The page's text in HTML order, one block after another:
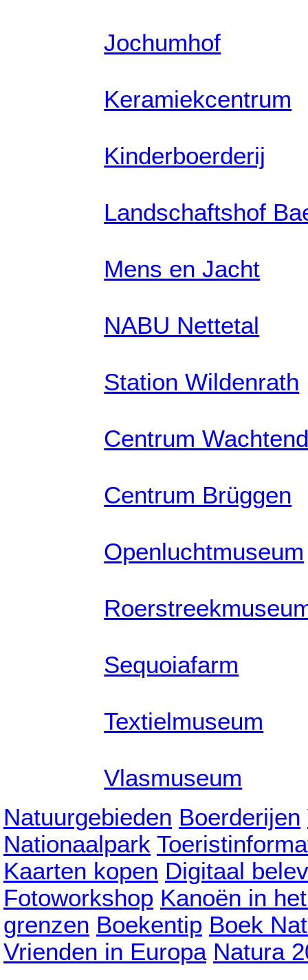
Jochumhof
Keramiekcentrum
Kinderboerderij
Landschaftshof
Mens en Jacht
NABU Nettetal
Station Wildenrath
Centrum
Centrum Brüggen
Openluchtmuseum
Sequoiafarm
Textielmuseum
Vlasmuseum
Natuurgebieden Boerderijen
Nationaalpark
Kaarten kopen Digitaal
Fotoworkshop Kanoën in
grenzen Boekentip Boek
Vrienden in Europa Natura